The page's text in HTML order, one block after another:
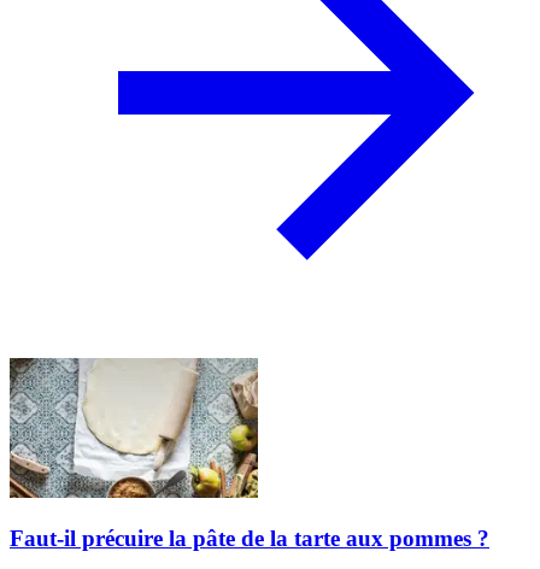
Faut-il précuire la pâte de la tarte aux pommes ?